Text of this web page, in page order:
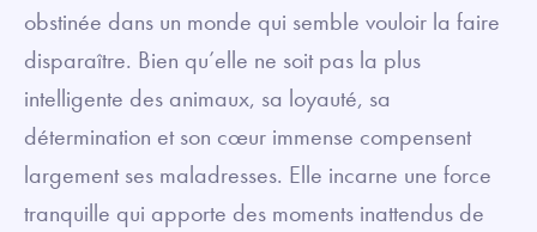
obstinée dans un monde qui semble vouloir la faire
disparaître. Bien qu’elle ne soit pas la plus
intelligente des animaux, sa loyauté, sa
détermination et son cœur immense compensent
largement ses maladresses. Elle incarne une force
tranquille qui apporte des moments inattendus de